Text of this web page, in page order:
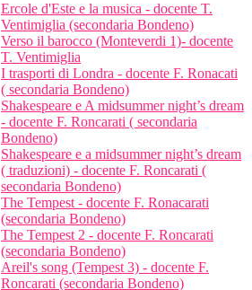
Ercole d'Este e la musica - docente T.
Ventimiglia (secondaria Bondeno)
Verso il barocco (Monteverdi 1)- docente
T. Ventimiglia
I trasporti di Londra - docente F. Ronacati
( secondaria Bondeno)
Shakespeare e A midsummer night’s dream
- docente F. Roncarati ( secondaria
Bondeno)
Shakespeare e a midsummer night’s dream
( traduzioni) - docente F. Roncarati (
secondaria Bondeno)
The Tempest - docente F. Ronacarati
(secondaria Bondeno)
The Tempest 2 - docente F. Roncarati
(secondaria Bondeno)
Areil's song (Tempest 3) - docente F.
Roncarati (secondaria Bondeno)